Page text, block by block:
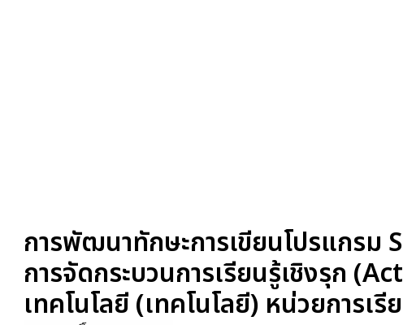
การพัฒนาทักษะการเขียนโปรแกรม
การจัดกระบวนการเรียนรู้เชิงรุก
เทคโนโลยี (เทคโนโลยี) หน่วยการเ